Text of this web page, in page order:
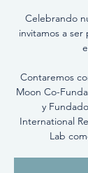
Celebrando
invitamos a
Contaremos
Moon Co-
y
International
Lab